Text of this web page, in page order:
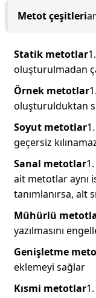
Metot çeşitleri
Statik metotlar
oluşturulmadan
Örnek metotlar
oluşturulduktan
Soyut metotlar
geçersiz
Sanal metotlar
ait metotlar aynı
tanımlanırsa, alt
Mühürlü
yazılmasını
Genişletme
eklemeyi sağlar
Kısmi metotlar